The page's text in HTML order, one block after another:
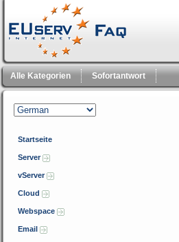
Alle Kategorien Sofortantwort
Startseite
Server
vServer
Cloud
Webspace
Email